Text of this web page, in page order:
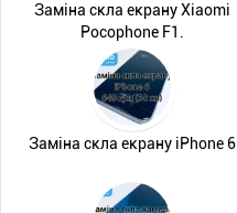
Заміна скла екрану Xiaomi
Pocophone F1.
Заміна скла екрану iPhone 6